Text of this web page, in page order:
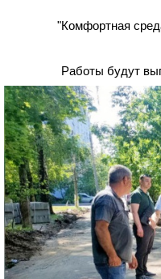
"Комфортная
Работы будут